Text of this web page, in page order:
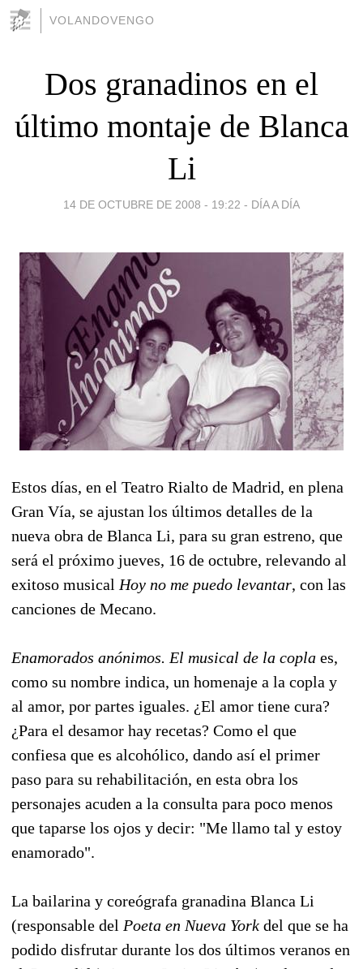
VOLANDOVENGO
Dos granadinos en el
último montaje de Blanca
Li
14 DE OCTUBRE DE 2008 - 19:22 - DÍA A DÍA
Estos días, en el Teatro Rialto de Madrid, en plena
Gran Vía, se ajustan los últimos detalles de la
nueva obra de Blanca Li, para su gran estreno, que
será el próximo jueves, 16 de octubre, relevando al
exitoso musical Hoy no me puedo levantar, con las
canciones de Mecano.
Enamorados anónimos. El musical de la copla es,
como su nombre indica, un homenaje a la copla y
al amor, por partes iguales. ¿El amor tiene cura?
¿Para el desamor hay recetas? Como el que
confiesa que es alcohólico, dando así el primer
paso para su rehabilitación, en esta obra los
personajes acuden a la consulta para poco menos
que taparse los ojos y decir: "Me llamo tal y estoy
enamorado".
La bailarina y coreógrafa granadina Blanca Li
(responsable del Poeta en Nueva York del que se ha
podido disfrutar durante los dos últimos veranos en